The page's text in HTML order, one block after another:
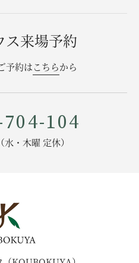
ス来場予約
予約はこちらから
104
・木曜 定休）